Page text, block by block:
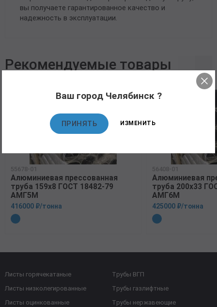
вы получаете гарантированное качество и
надежность в эксплуатации.
Рекомендуемые товары
55678-01
Алюминиевая прессованная
труба 159х8 ГОСТ 18482-79
АМГ5М
416000 ₽/тонна
56408-01
Алюминиевая
труба 200х33
АМГ6М
425000 ₽/тонна
Листы горячекатаные
Листы низколегированные
Листы оцинкованные
Трубы ВГП
Трубы газлифтные
Трубы нержавеющие
Ваш город Челябинск ?
ПРИНЯТЬ ИЗМЕНИТЬ